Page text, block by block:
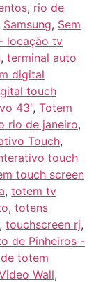
, rio de
Samsung, Sem
locação tv
, terminal auto
digital
touch
43”, Totem
rio de janeiro,
Touch,
touch
touch screen
, totem tv
, totens
, touchscreen rj,
de Pinheiros‎ -
totem
Wall,